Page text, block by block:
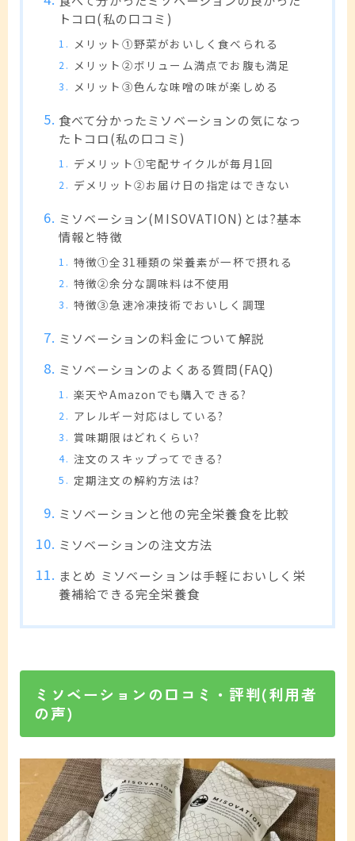
トコロ(私の口コミ)
メリット①野菜がおいしく食べられる
メリット②ボリューム満点でお腹も満足
メリット③色んな味噌の味が楽しめる
食べて分かったミソベーションの気になっ
たトコロ(私の口コミ)
デメリット①宅配サイクルが毎月1回
デメリット②お届け日の指定はできない
ミソベーション(MISOVATION)とは?基本
情報と特徴
特徴①全31種類の栄養素が一杯で摂れる
特徴②余分な調味料は不使用
特徴③急速冷凍技術でおいしく調理
ミソベーションの料金について解説
ミソベーションのよくある質問(FAQ)
楽天やAmazonでも購入できる?
アレルギー対応はしている?
賞味期限はどれくらい?
注文のスキップってできる?
定期注文の解約方法は?
ミソベーションと他の完全栄養食を比較
ミソベーションの注文方法
まとめ ミソベーションは手軽においしく栄
養補給できる完全栄養食
ミソベーションの口コミ・評判(利用者
の声)